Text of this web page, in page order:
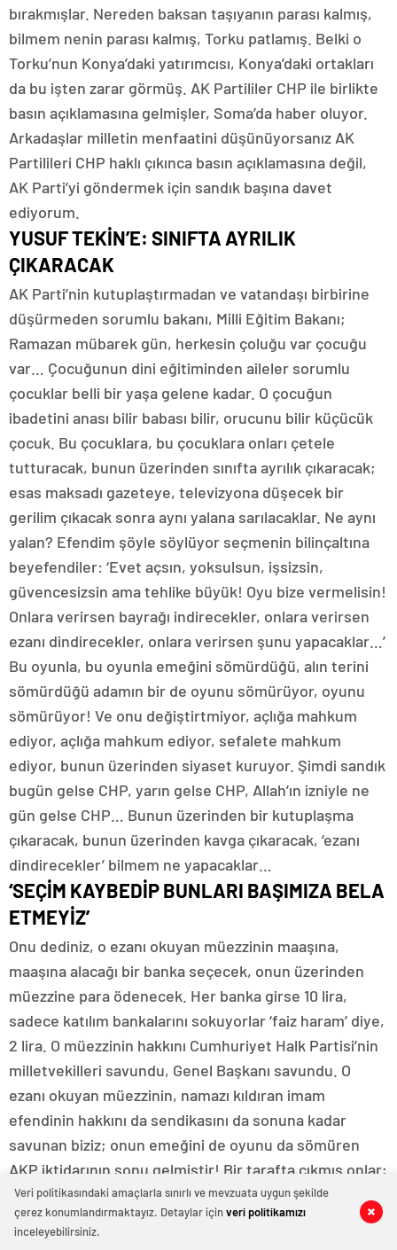
0 0
bırakmışlar. Nereden baksan taşıyanın parası kalmış,
bilmem nenin parası kalmış, Torku patlamış. Belki o
Torku’nun Konya’daki yatırımcısı, Konya’daki ortakları
da bu işten zarar görmüş. AK Partililer CHP ile birlikte
basın açıklamasına gelmişler, Soma’da haber oluyor.
Arkadaşlar milletin menfaatini düşünüyorsanız AK
Partilileri CHP haklı çıkınca basın açıklamasına değil,
AK Parti’yi göndermek için sandık başına davet
ediyorum.
YUSUF TEKİN’E: SINIFTA AYRILIK
ÇIKARACAK
AK Parti’nin kutuplaştırmadan ve vatandaşı birbirine
düşürmeden sorumlu bakanı, Milli Eğitim Bakanı;
Ramazan mübarek gün, herkesin çoluğu var çocuğu
var… Çocuğunun dini eğitiminden aileler sorumlu
çocuklar belli bir yaşa gelene kadar. O çocuğun
ibadetini anası bilir babası bilir, orucunu bilir küçücük
çocuk. Bu çocuklara, bu çocuklara onları çetele
tutturacak, bunun üzerinden sınıfta ayrılık çıkaracak;
esas maksadı gazeteye, televizyona düşecek bir
gerilim çıkacak sonra aynı yalana sarılacaklar. Ne aynı
yalan? Efendim şöyle söylüyor seçmenin bilinçaltına
beyefendiler: ‘Evet açsın, yoksulsun, işsizsin,
güvencesizsin ama tehlike büyük! Oyu bize vermelisin!
Onlara verirsen bayrağı indirecekler, onlara verirsen
ezanı dindirecekler, onlara verirsen şunu yapacaklar…’
Bu oyunla, bu oyunla emeğini sömürdüğü, alın terini
sömürdüğü adamın bir de oyunu sömürüyor, oyunu
sömürüyor! Ve onu değiştirtmiyor, açlığa mahkum
ediyor, açlığa mahkum ediyor, sefalete mahkum
ediyor, bunun üzerinden siyaset kuruyor. Şimdi sandık
bugün gelse CHP, yarın gelse CHP, Allah’ın izniyle ne
gün gelse CHP… Bunun üzerinden bir kutuplaşma
çıkaracak, bunun üzerinden kavga çıkaracak, ‘ezanı
dindirecekler’ bilmem ne yapacaklar…
‘SEÇİM KAYBEDİP BUNLARI BAŞIMIZA BELA
ETMEYİZ’
Onu dediniz, o ezanı okuyan müezzinin maaşına,
maaşına alacağı bir banka seçecek, onun üzerinden
müezzine para ödenecek. Her banka girse 10 lira,
sadece katılım bankalarını sokuyorlar ‘faiz haram’ diye,
2 lira. O müezzinin hakkını Cumhuriyet Halk Partisi’nin
milletvekilleri savundu, Genel Başkanı savundu. O
ezanı okuyan müezzinin, namazı kıldıran imam
efendinin hakkını da sendikasını da sonuna kadar
savunan biziz; onun emeğini de oyunu da sömüren
AKP iktidarının sonu gelmiştir! Bir tarafta çıkmış onlar;
‘Kutuplaşma yapacağız, CHP ile milleti korkutacağız, aç
sefil güvencesiz milletin yine oyunu biz alacağız, 5 yıl
daha milleti sömüreceğiz…’ Bu milleti size 5 yıl daha
Veri politikasındaki amaçlarla sınırlı ve mevzuata uygun şekilde
çerez konumlandırmaktayız. Detaylar içinveri politikamızı
inceleyebilirsiniz.